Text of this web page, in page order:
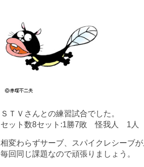
ＳＴＶさんとの練習試合でした。
セット数8セット:1勝7敗 怪我人 1人
相変わらずサーブ、スパイクレシーブ
毎回同じ課題なので頑張りましょう。